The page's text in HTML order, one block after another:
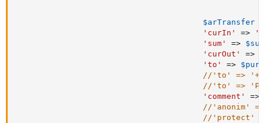
$arTransfer
'curIn'
=>
'sum'
=>
'curOut'
=>
'to'
=>
//'to' =>
//'to' =>
'comment'
=>
//'anonim'
//'protect'